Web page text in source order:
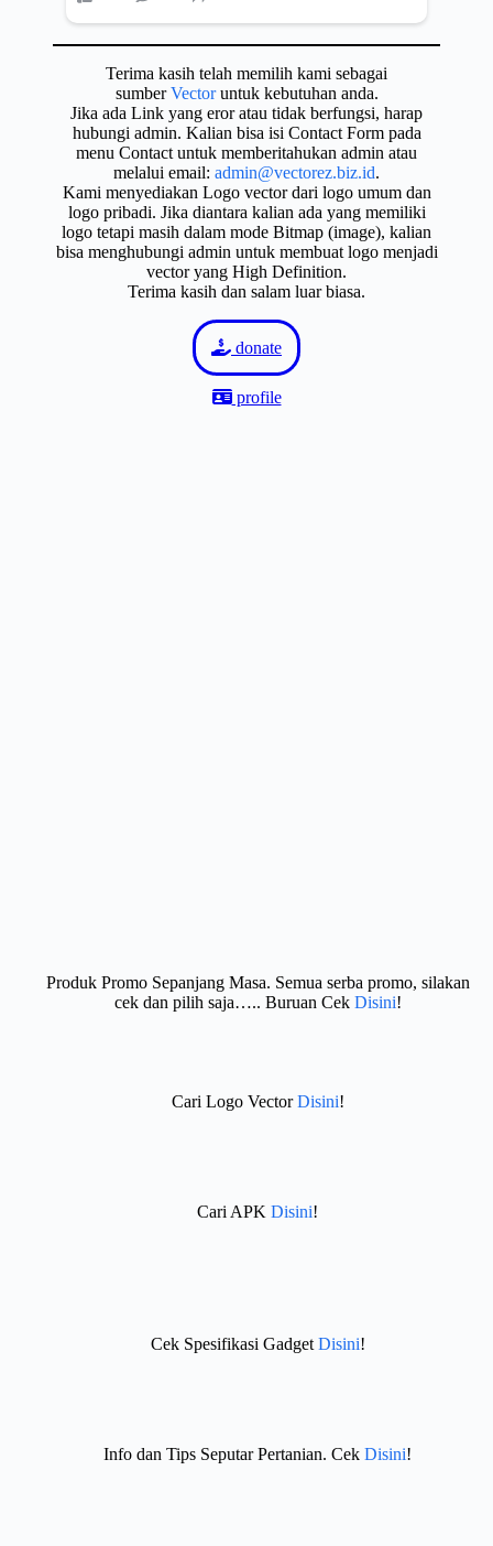
Terima kasih telah memilih kami sebagai
sumberVectoruntuk kebutuhan anda.
Jika ada Link yang eror atau tidak berfungsi, harap
hubungi admin. Kalian bisa isi Contact Form pada
menu Contact untuk memberitahukan admin atau
melalui email: admin@vectorez.biz.id.
Kami menyediakan Logo vector dari logo umum dan
logo pribadi. Jika diantara kalian ada yang memiliki
logo tetapi masih dalam mode Bitmap (image), kalian
bisa menghubungi admin untuk membuat logo menjadi
vector yang High Definition.
Terima kasih dan salam luar biasa.
donate
profile
Produk Promo Sepanjang Masa. Semua serba promo, silakan
cek dan pilih saja….. Buruan Cek Disini!
Cari Logo VectorDisini!
Cari APK Disini!
Cek Spesifikasi Gadget Disini!
Info dan Tips Seputar Pertanian. Cek Disini!